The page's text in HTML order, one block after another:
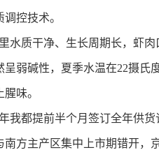
控技术。
质干净、生长周期长，虾肉
呈弱碱性，夏季水温在22摄氏
味。
都提前半个月签订全年供货
南方主产区集中上市期错开，